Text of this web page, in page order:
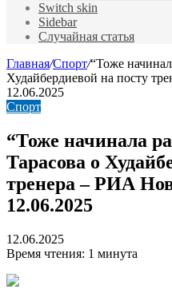
Switch skin
Sidebar
Случайная статья
Главная/Спорт/“Тоже
Худайбердиевой на посту
12.06.2025
Спорт
“Тоже начинала
Тарасова о
тренера – РИА
12.06.2025
12.06.2025
Время чтения: 1 минута